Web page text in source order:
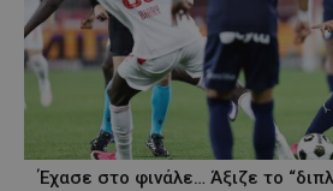
Έχασε στο φινάλε… Άξιζε το